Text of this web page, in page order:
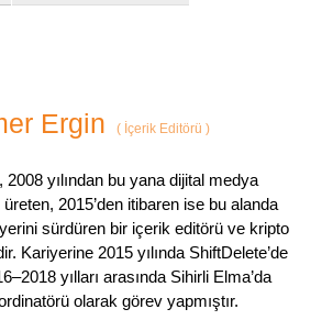
Ergin (İçerik Editörü )
yılından bu yana dijital medya
2015’den itibaren ise bu alanda
sürdüren bir içerik editörü ve kripto
Kariyerine 2015 yılında ShiftDelete’de
yılları arasında Sihirli Elma’da
olarak görev yapmıştır.